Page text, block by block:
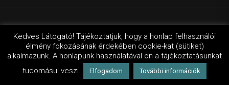
© Copyright 2018 - 2021Országos Bírói Tanács. Design
by Wordpressvilág
Kedves Látogató! Tájékoztatjuk, hogy a honlap felhasználói
élmény fokozásának érdekében cookie-kat (sütiket)
alkalmazunk. A honlapunk használatával ön a tájékoztatásunkat
tudomásul veszi.
Elfogadom További információk